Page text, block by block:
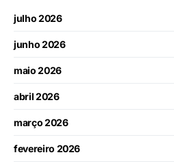
julho 2026
junho 2026
maio 2026
abril 2026
março 2026
fevereiro 2026